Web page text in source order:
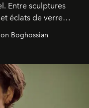
Entre sculptures
éclats de verre
le souvenir
Boghossian